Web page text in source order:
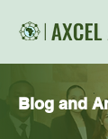
Blog and